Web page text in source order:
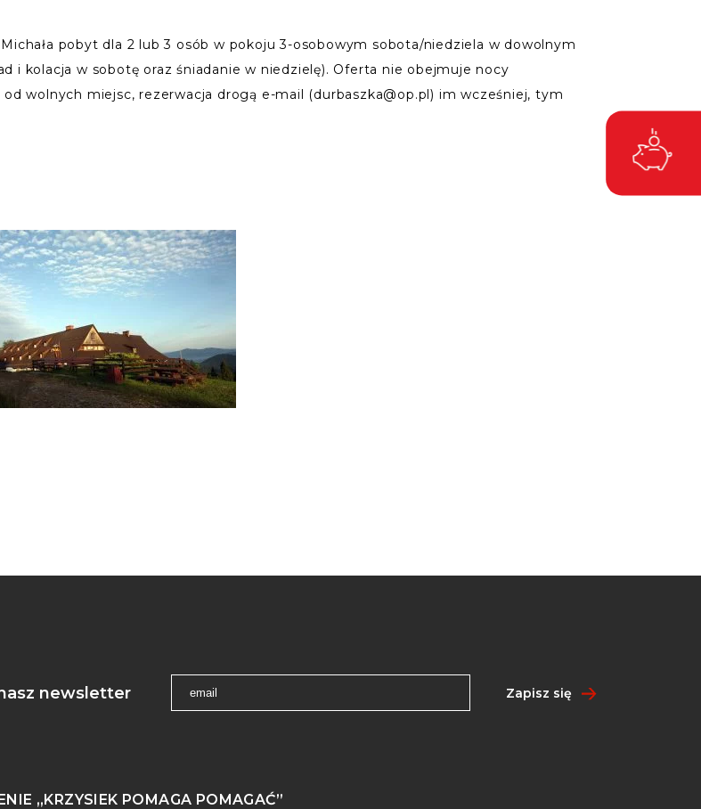
pobyt dla 2 lub 3 osób w pokoju 3-osobowym sobota/niedziela w dowolnym
i kolacja w sobotę oraz śniadanie w niedzielę). Oferta nie obejmuje nocy
wolnych miejsc, rezerwacja drogą e-mail (durbaszka@op.pl) im wcześniej, tym
newsletter Zapisz się
„KRZYSIEK POMAGA POMAGAĆ”